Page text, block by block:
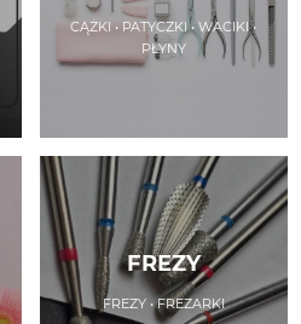
CĄŻKI • PATYCZKI • WACIKI •
PŁYNY
FREZY
FREZY • FREZARKI